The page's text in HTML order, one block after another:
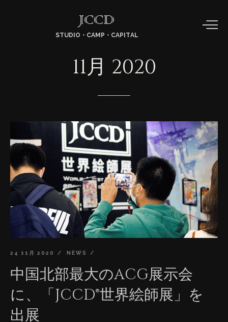
JCCD
STUDIO・CAMP・CAPITAL
11月 2020
24 11月 2020 NEWS
中国北部最大のACG展示会
に、「JCCD®世界絵師展」を
出展